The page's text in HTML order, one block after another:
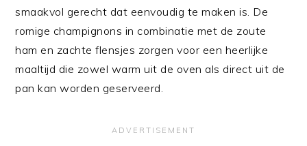
smaakvol gerecht dat eenvoudig te maken is. De
romige champignons in combinatie met de zoute
ham en zachte flensjes zorgen voor een heerlijke
maaltijd die zowel warm uit de oven als direct uit de
pan kan worden geserveerd.